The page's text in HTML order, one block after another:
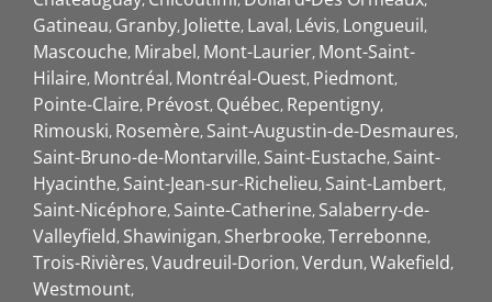
Gatineau Granby Joliette Laval Lévis Longueuil
Mascouche Mirabel Mont-Laurier Mont-Saint-
Hilaire Montréal Montréal-Ouest Piedmont
Pointe-Claire Prévost Québec Repentigny
Rimouski Rosemère Saint-Augustin-de-Desmaures
Saint-Bruno-de-Montarville Saint-Eustache Saint-
Hyacinthe Saint-Jean-sur-Richelieu Saint-Lambert
Saint-Nicéphore Sainte-Catherine Salaberry-de-
Valleyfield Shawinigan Sherbrooke Terrebonne
Trois-Rivières Vaudreuil-Dorion Verdun Wakefield
Westmount